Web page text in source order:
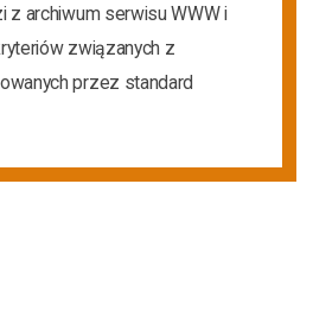
z archiwum serwisu WWW i
związanych z
przez standard